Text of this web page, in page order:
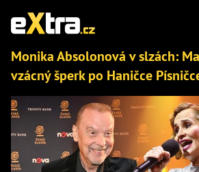
Monika Absolonová v slzách:
vzácný šperk po Haničce